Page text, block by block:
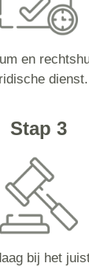
en
dienst.
Stap 3
bij het